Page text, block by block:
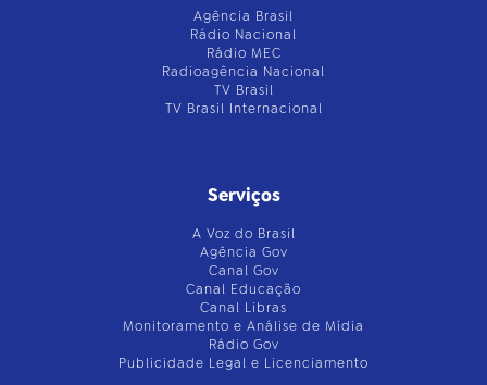
Agência Brasil
Rádio Nacional
Rádio MEC
Radioagência Nacional
TV Brasil
TV Brasil Internacional
Serviços
A Voz do Brasil
Agência Gov
Canal Gov
Canal Educação
Canal Libras
Monitoramento e Análise de Mídia
Rádio Gov
Publicidade Legal e Licenciamento